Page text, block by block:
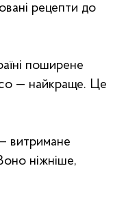
рецепти до
поширене
— найкраще. Це
витримане
ніжніше,